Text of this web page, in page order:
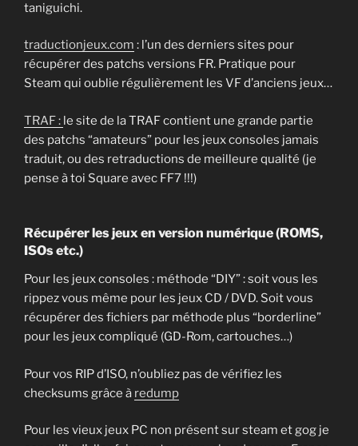
taniguichi.
traductionjeux.com : l’un des derniers sites pour
récupérer des patchs versions FR. Pratique pour
Steam qui oublie régulièrement les VF d’anciens jeux…
TRAF : le site de la TRAF contient une grande partie
des patchs “amateurs” pour les jeux consoles jamais
traduit, ou des retraductions de meilleure qualité (je
pense à toi Square avec FF7 !!!)
Récupérer les jeux en version numérique (ROMS,
ISOs etc.)
Pour les jeux consoles : méthode “DIY” : soit vous les
rippez vous même pour les jeux CD / DVD. Soit vous
récupérer des fichiers par méthode plus “borderline”
pour les jeux compliqué (GD-Rom, cartouches…)
Pour vos RIP d’ISO, n’oubliez pas de vérifiez les
checksums grâce à redump
Pour les vieux jeux PC non présent sur steam et gog je